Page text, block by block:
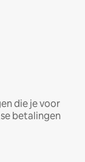
die je voor
betalingen